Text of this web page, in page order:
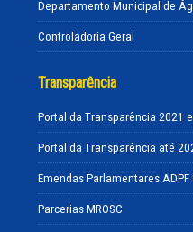
Departamento Municipal de
Controladoria Geral
Transparência
Portal da Transparência 2021
Portal da Transparência até
Emendas Parlamentares ADPF
Parcerias MROSC